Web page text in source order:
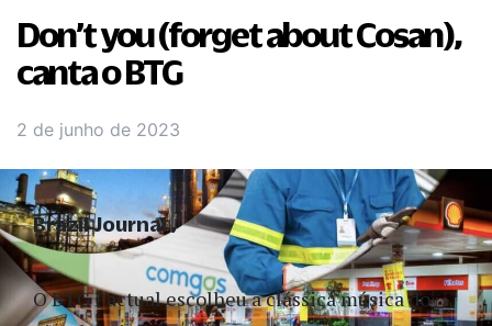
Don’t you (forget about Cosan),
canta o BTG
2 de junho de 2023
O BTG Pactual escolheu a clássica música do
Brazil Journal